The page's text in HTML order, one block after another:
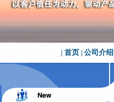
| 首页 |公司介绍